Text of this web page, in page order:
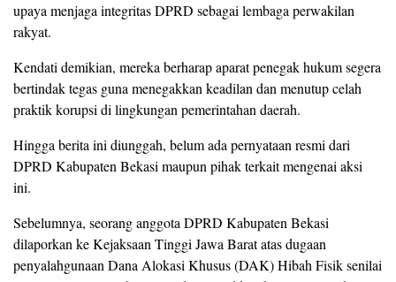
upaya menjaga integritas DPRD sebagai lembaga perwakilan
rakyat.
Kendati demikian, mereka berharap aparat penegak hukum segera
bertindak tegas guna menegakkan keadilan dan menutup celah
praktik korupsi di lingkungan pemerintahan daerah.
Hingga berita ini diunggah, belum ada pernyataan resmi dari
DPRD Kabupaten Bekasi maupun pihak terkait mengenai aksi
ini.
Sebelumnya, seorang anggota DPRD Kabupaten Bekasi
dilaporkan ke Kejaksaan Tinggi Jawa Barat atas dugaan
penyalahgunaan Dana Alokasi Khusus (DAK) Hibah Fisik senilai